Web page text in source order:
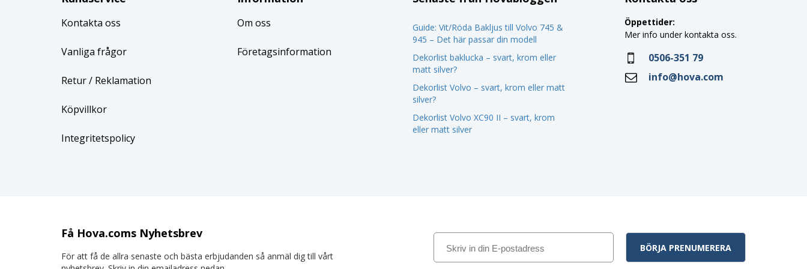
Kontakta oss
Vanliga frågor
Retur/ Reklamation
Köpvillkor
Integritetspolicy
Om oss
Företagsinformation
Guide: Vit/Röda Bakljus till Volvo 745 &
945 – Det här passar din modell
Dekorlist baklucka – svart, krom eller
matt silver?
Dekorlist Volvo – svart, krom eller matt
silver?
Dekorlist Volvo XC90 II – svart, krom
eller matt silver
Öppettider:
Mer info under kontakta oss.
0506-351 79
info@hova.com
Få Hova.coms Nyhetsbrev
För att få de allra senaste och bästa erbjudanden så anmäl dig till vårt